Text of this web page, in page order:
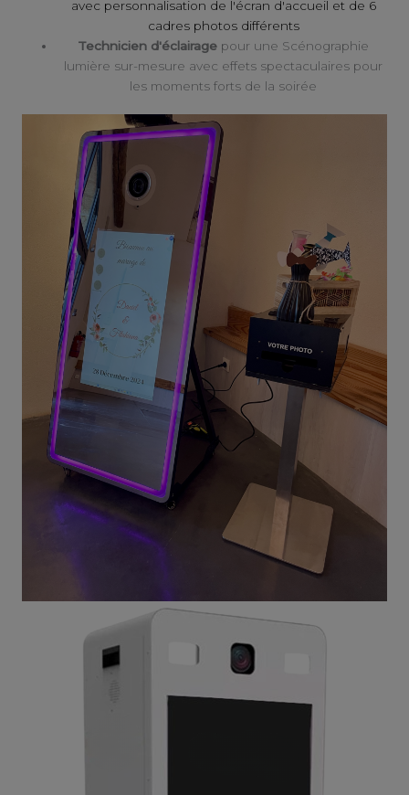
avec personnalisation de l'écran d'accueil et de 6
cadres photos différents
Technicien d'éclairage pour une Scénographie
lumière sur-mesure avec effets spectaculaires pour
les moments forts de la soirée